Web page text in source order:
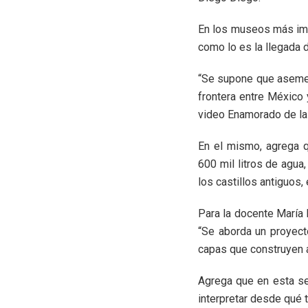
En los museos más
como lo es la llegada
“Se supone que
frontera entre México
video Enamorado de
En el mismo, agrega
600 mil litros de
los castillos antiguos,
Para la docente María
“Se aborda un
capas que construyen
Agrega que en esta
interpretar desde qué